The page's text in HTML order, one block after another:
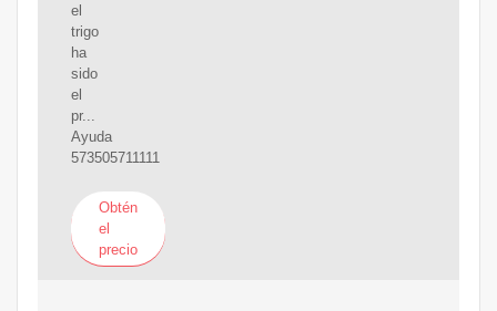
el
trigo
ha
sido
el
pr...
Ayuda
573505711111
Obtén
el
precio